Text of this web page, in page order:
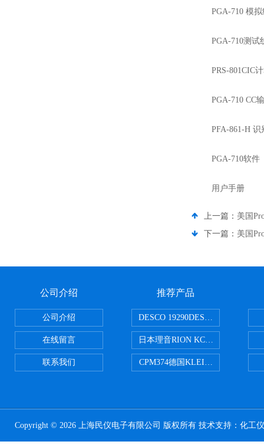
PGA-710 模拟
PGA-710测试
PRS-801CIC
PGA-710 CC
PFA-861-H 识
PGA-710软件
用户手册
上一篇： 美国
下一篇： 美国
公司介绍
公司介绍
在线留言
联系我们
推荐产品
DESCO 19290DESCO 19290重锤
日本理音RION KC-51/KC-52便携
CPM374德国KLEINWAECHTER
Copyright © 2026 上海民仪电子有限公司 版权所有 技术支持： 化工